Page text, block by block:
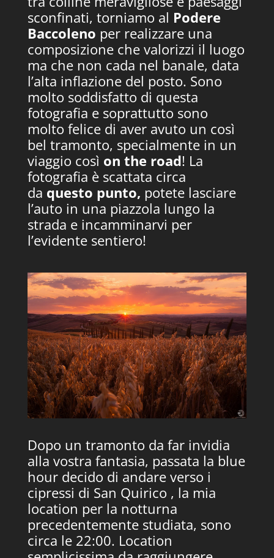
sconfinati, torniamo al Podere
Baccoleno per realizzare una
composizione che valorizzi il luogo
ma che non cada nel banale, data
l’alta inflazione del posto. Sono
molto soddisfatto di questa
fotografia e soprattutto sono
molto felice di aver avuto un così
bel tramonto, specialmente in un
viaggio così on the road! La
fotografia è scattata circa
da questo punto, potete lasciare
l’auto in una piazzola lungo la
strada e incamminarvi per
l’evidente sentiero!
Dopo un tramonto da far invidia
alla vostra fantasia, passata la blue
hour decido di andare verso i
cipressi di San Quirico , la mia
location per la notturna
precedentemente studiata, sono
circa le 22:00. Location